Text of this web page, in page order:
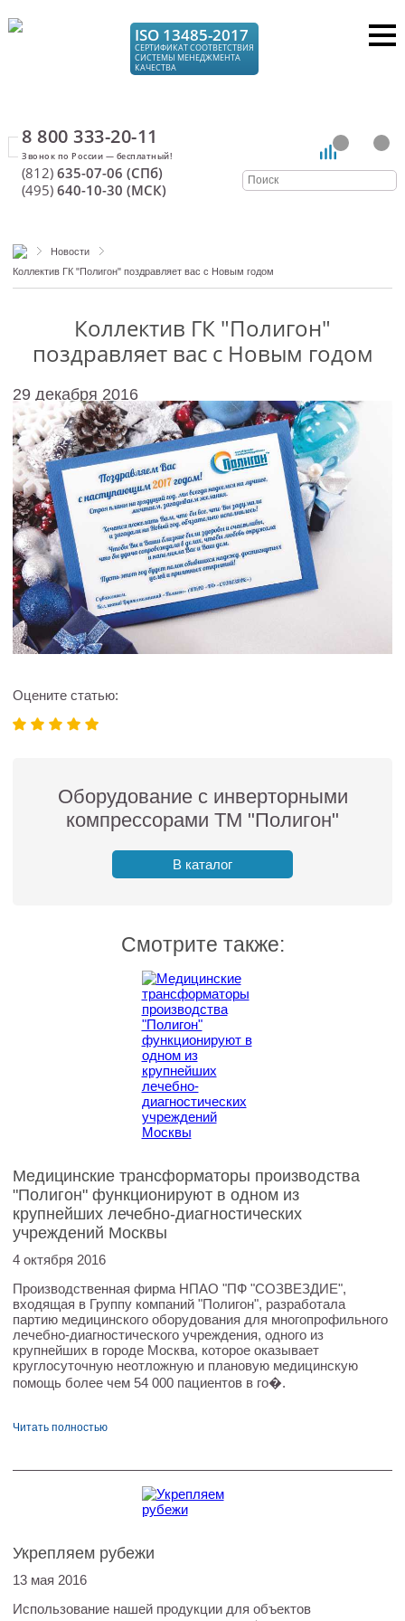
ISO 13485-2017
СЕРТИФИКАТ СООТВЕТСТВИЯ
СИСТЕМЫ МЕНЕДЖМЕНТА
КАЧЕСТВА
8 800 333-20-11
(812) 635-07-06 (СПб)
(495) 640-10-30 (МСК)
Новости
Коллектив ГК "Полигон" поздравляет вас с Новым годом
Коллектив ГК "Полигон"
поздравляет вас с Новым годом
29 декабря 2016
Оцените статью:
Оборудование с инверторными
компрессорами ТМ "Полигон"
В каталог
Смотрите также:
Медицинские трансформаторы производства
"Полигон" функционируют в одном из
крупнейших лечебно-диагностических
учреждений Москвы
4 октября 2016
Производственная фирма НПАО "ПФ "СОЗВЕЗДИЕ",
входящая в Группу компаний "Полигон", разработала
партию медицинского оборудования для многопрофильного
лечебно-диагностического учреждения, одного из
крупнейших в городе Москва, которое оказывает
круглосуточную неотложную и плановую медицинскую
помощь более чем 54 000 пациентов в го�.
Читать полностью
Укрепляем рубежи
13 мая 2016
Использование нашей продукции для объектов